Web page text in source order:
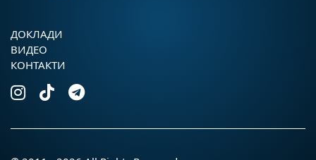
ДОКЛАДИ
ВИДЕО
КОНТАКТИ